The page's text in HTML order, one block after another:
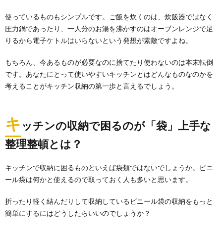
使っているものもシンプルです。ご飯を炊くのは、炊飯器ではなく
圧力鍋であったり、一人分のお湯を沸かすのはオーブンレンジで足
りるから電子ケトルはいらないという発想が素敵ですよね。
もちろん、今あるものが必要なのに捨てたり使わないのは本末転倒
です。あなたにとって使いやすいキッチンとはどんなものなのかを
考えることがキッチン収納の第一歩と言えるでしょう。
キ ッチンの収納で困るのが「袋」上手な
整理整頓とは？
キッチンで収納に困るものといえば袋類ではないでしょうか。ビニ
ール袋は何かと使えるので取っておく人も多いと思います。
折ったり軽く結んだりして収納しているビニール袋の収納をもっと
簡単にするにはどうしたらいいのでしょうか？